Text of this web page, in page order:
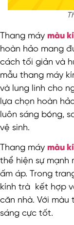
Thang máy màu
hoàn hảo mang
cách tối giản và
mẫu thang máy
và lung linh cho
lựa chọn hoàn
luôn sáng bóng,
vệ sinh.
Thang máy màu
thể hiện sự mạnh
ấm áp. Trong
kính trà kết hợp
căn nhà. Với
sáng cực tốt.